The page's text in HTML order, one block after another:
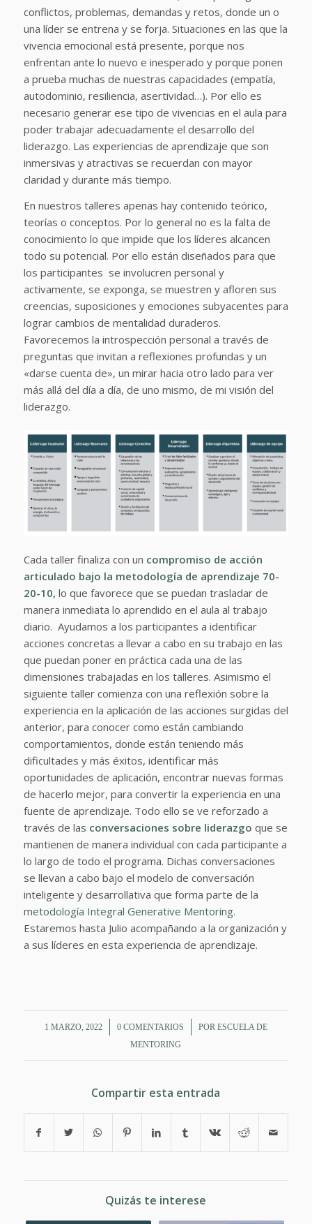
conflictos, problemas, demandas y retos, donde un o
una líder se entrena y se forja. Situaciones en las que la
vivencia emocional está presente, porque nos
enfrentan ante lo nuevo e inesperado y porque ponen
a prueba muchas de nuestras capacidades (empatía,
autodominio, resiliencia, asertividad…). Por ello es
necesario generar ese tipo de vivencias en el aula para
poder trabajar adecuadamente el desarrollo del
liderazgo. Las experiencias de aprendizaje que son
inmersivas y atractivas se recuerdan con mayor
claridad y durante más tiempo.
En nuestros talleres apenas hay contenido teórico,
teorías o conceptos. Por lo general no es la falta de
conocimiento lo que impide que los líderes alcancen
todo su potencial. Por ello están diseñados para que
los participantes se involucren personal y
activamente, se exponga, se muestren y afloren sus
creencias, suposiciones y emociones subyacentes para
lograr cambios de mentalidad duraderos.
Favorecemos la introspección personal a través de
preguntas que invitan a reflexiones profundas y un
«darse cuenta de», un mirar hacia otro lado para ver
más allá del día a día, de uno mismo, de mi visión del
liderazgo.
Cada taller finaliza con un compromiso de acción
articulado bajo la metodología de aprendizaje 70-
20-10, lo que favorece que se puedan trasladar de
manera inmediata lo aprendido en el aula al trabajo
diario. Ayudamos a los participantes a identificar
acciones concretas a llevar a cabo en su trabajo en las
que puedan poner en práctica cada una de las
dimensiones trabajadas en los talleres. Asimismo el
siguiente taller comienza con una reflexión sobre la
experiencia en la aplicación de las acciones surgidas del
anterior, para conocer como están cambiando
comportamientos, donde están teniendo más
dificultades y más éxitos, identificar más
oportunidades de aplicación, encontrar nuevas formas
de hacerlo mejor, para convertir la experiencia en una
fuente de aprendizaje. Todo ello se ve reforzado a
través de las conversaciones sobre liderazgo que se
mantienen de manera individual con cada participante a
lo largo de todo el programa. Dichas conversaciones
se llevan a cabo bajo el modelo de conversación
inteligente y desarrollativa que forma parte de la
metodología Integral Generative Mentoring.
Estaremos hasta Julio acompañando a la organización y
a sus líderes en esta experiencia de aprendizaje.
1 MARZO, 2022
/ 0 COMENTARIOS
/ POR ESCUELA DE
MENTORING
Compartir esta entrada
Quizás te interese